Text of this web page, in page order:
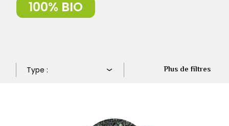
Plus de filtres